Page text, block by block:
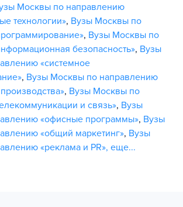
Москвы по направлению
технологии», Вузы Москвы по
, Вузы Москвы по
безопасность», Вузы
«системное
, Вузы Москвы по направлению
, Вузы Москвы по
и связь», Вузы
«офисные программы», Вузы
«общий маркетинг», Вузы
«реклама и PR», еще...